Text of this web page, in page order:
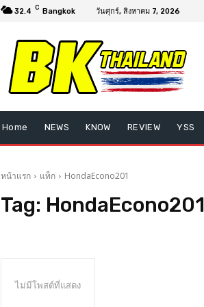
32.4 C Bangkok วันศุกร์, สิงหาคม 7, 2026
Home NEWS KNOW REVIEW YSS
หน้าแรก แท็ก HondaEcono201
Tag: HondaEcono201
ไม่มีโพสต์ที่แสดง